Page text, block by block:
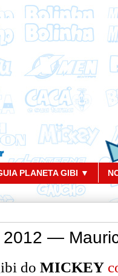
PLANETA GIBI ▼
2012 —
do MICKEY